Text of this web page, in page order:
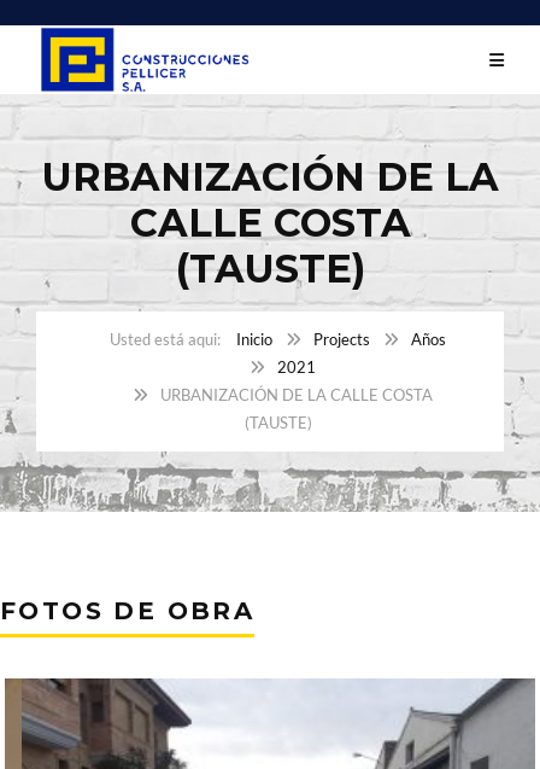
URBANIZACIÓN DE LA
CALLE COSTA
(TAUSTE)
Inicio Projects
Años
2021
URBANIZACIÓN DE LA CALLE COSTA
(TAUSTE)
FOTOS DE OBRA